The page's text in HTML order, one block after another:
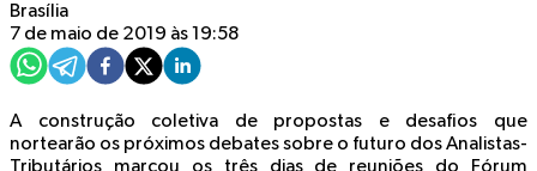
Brasília
7 de maio de 2019 às 19:58
A construção coletiva de propostas e desafios que
nortearão os próximos debates sobre o futuro dos Analistas-
Tributários marcou os três dias de reuniões do Fórum